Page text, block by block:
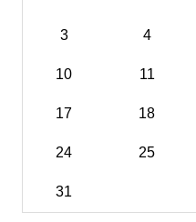
3 4
10 11
17 18
24 25
31